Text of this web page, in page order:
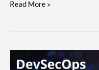
teste
palyer
Read More »